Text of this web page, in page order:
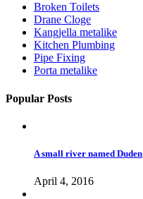
Broken Toilets
Drane Cloge
Kangjella metalike
Kitchen Plumbing
Pipe Fixing
Porta metalike
Popular Posts
A small river named Duden
April 4, 2016